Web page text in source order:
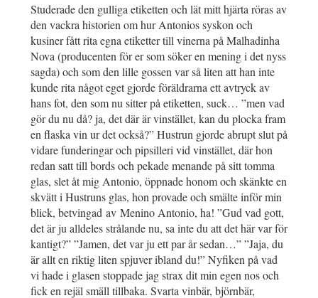
Studerade den gulliga etiketten och lät mitt hjärta röras av
den vackra historien om hur Antonios syskon och
kusiner fått rita egna etiketter till vinerna på Malhadinha
Nova (producenten för er som söker en mening i det nyss
sagda) och som den lille gossen var så liten att han inte
kunde rita något eget gjorde föräldrarna ett avtryck av
hans fot, den som nu sitter på etiketten, suck… ”men vad
gör du nu då? ja, det där är vinstället, kan du plocka fram
en flaska vin ur det också?” Hustrun gjorde abrupt slut på
vidare funderingar och pipsilleri vid vinstället, där hon
redan satt till bords och pekade menande på sitt tomma
glas, slet åt mig Antonio, öppnade honom och skänkte en
skvätt i Hustruns glas, hon provade och smälte inför min
blick, betvingad av Menino Antonio, ha! ”Gud vad gott,
det är ju alldeles strålande nu, sa inte du att det här var för
kantigt?” ”Jamen, det var ju ett par år sedan…” ”Jaja, du
är allt en riktig liten spjuver ibland du!” Nyfiken på vad
vi hade i glasen stoppade jag strax dit min egen nos och
fick en rejäl smäll tillbaka. Svarta vinbär, björnbär,